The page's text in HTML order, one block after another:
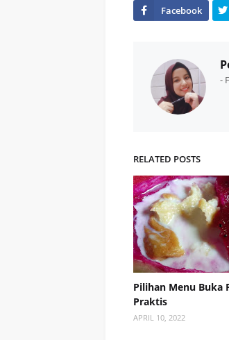
-
RELATED POSTS
Pilihan Menu Buka
Praktis
APRIL 10, 2022